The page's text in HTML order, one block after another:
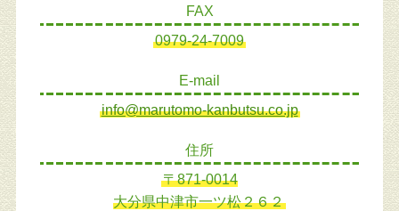
FAX
0979-24-7009
E-mail
info@marutomo-kanbutsu.co.jp
住所
〒871-0014
大分県中津市一ツ松２６２